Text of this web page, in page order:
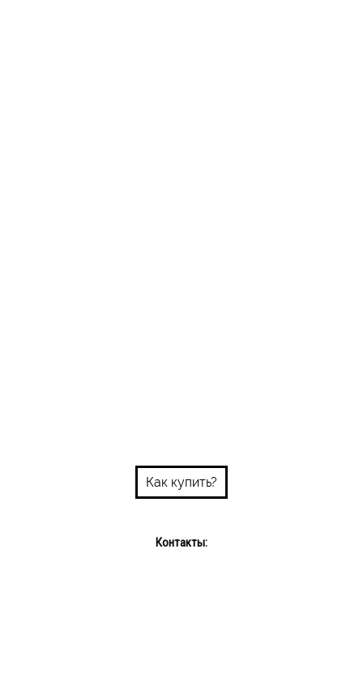
Как купить?
Контакты: